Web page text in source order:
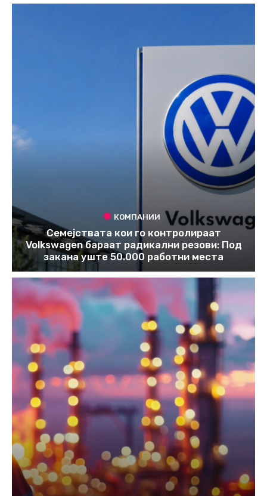
КОМПАНИИ
Семејствата кои го контролираат
Volkswagen бараат радикални резови: Под
закана уште 50.000 работни места